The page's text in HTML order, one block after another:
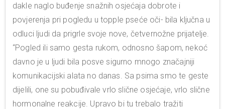
dakle naglo buđenje snažnih osjećaja dobrote i
povjerenja pri pogledu u topple pseće oči- bila ključna u
odluci ljudi da prigrle svoje nove, četvernožne prijatelje.
“Pogled ili samo gesta rukom, odnosno šapom, nekoć
davno je u ljudi bila posve sigurno mnogo značajniji
komunikacijski alata no danas. Sa psima smo te geste
dijelili, one su pobuđivale vrlo slične osjećaje, vrlo slične
hormonalne reakcije. Upravo bi tu trebalo tražiti